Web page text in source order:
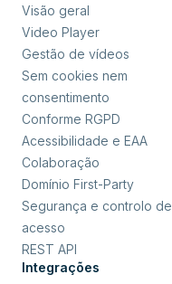
Visão geral
Video Player
Gestão de vídeos
Sem cookies nem
consentimento
Conforme RGPD
Acessibilidade e EAA
Colaboração
Domínio First-Party
Segurança e controlo de
acesso
REST API
Integrações